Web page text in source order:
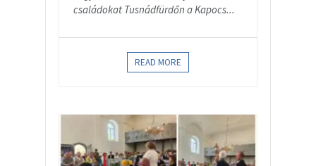
családokat Tusnádfürdőn a Kapocs...
READ MORE